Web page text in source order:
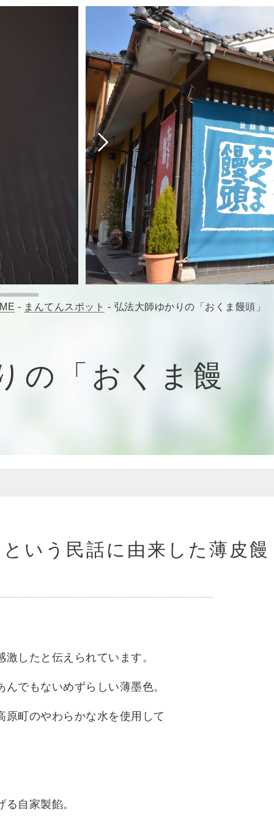
- まんてんスポット - 弘法大師ゆかりの「おくま饅頭」
の「おくま饅
いう民話に由来した薄皮饅
したと伝えられています。
でもないめずらしい薄墨色。
町のやわらかな水を使用して
自家製餡。